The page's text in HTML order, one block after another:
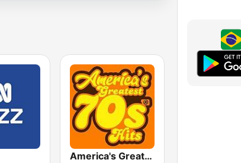
America's Greatest 70s Hits